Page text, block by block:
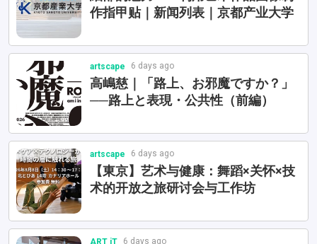
作指甲贴｜新闻列表｜京都产业大学
artscape 6 days ago
高嶋慈｜「路上、お邪魔ですか？」
──路上と表現・公共性（前編）
artscape 6 days ago
【東京】艺术与健康：舞蹈×关怀×技
术的开放之旅研讨会与工作坊
ART iT 6 days ago